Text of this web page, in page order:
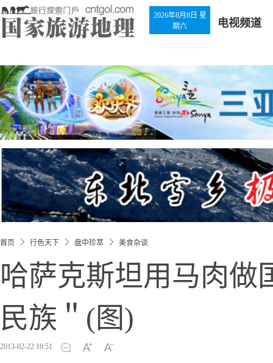
2026年8月8日 星
期六
电视频道
首页 行色天下 盘中珍萃 美食杂谈
哈萨克斯坦用马肉做
民族＂(图)
2013-02-22 10:51